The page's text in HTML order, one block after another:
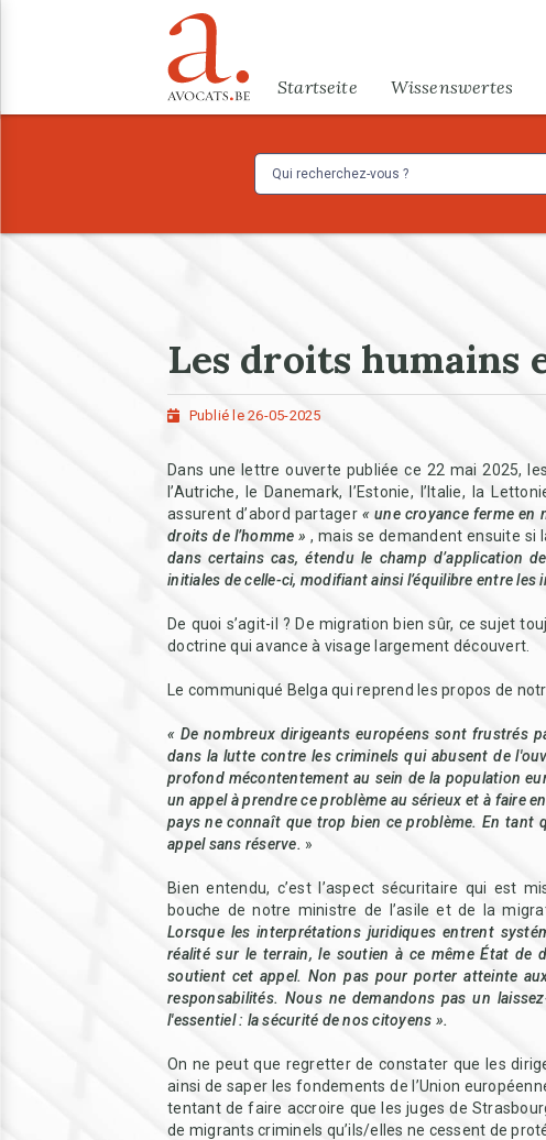
Menu
Startseite Wissenswertes
Les droits humains
Publié le 26-05-2025
Dans une lettre ouverte publiée ce 22 mai 2025,
l’Autriche, le Danemark, l’Estonie, l’Italie, la
assurent d’abord partager « une croyance ferme en
droits de l’homme », mais se demandent ensuite si
dans certains cas, étendu le champ d’application
initiales de celle-ci, modifiant ainsi l’équilibre entre
De quoi s’agit-il ? De migration bien sûr, ce sujet
doctrine qui avance à visage largement découvert.
Le communiqué Belga qui reprend les propos de
« De nombreux dirigeants européens sont frustrés
dans la lutte contre les criminels qui abusent de
profond mécontentement au sein de la population
un appel à prendre ce problème au sérieux et à faire
pays ne connaît que trop bien ce problème. En tant
appel sans réserve. »
Bien entendu, c’est l’aspect sécuritaire qui est
bouche de notre ministre de l’asile et de la
Lorsque les interprétations juridiques entrent
réalité sur le terrain, le soutien à ce même État de
soutient cet appel. Non pas pour porter atteinte
responsabilités. Nous ne demandons pas un
l'essentiel : la sécurité de nos citoyens ».
On ne peut que regretter de constater que les
ainsi de saper les fondements de l’Union
tentant de faire accroire que les juges de
de migrants criminels qu’ils/elles ne cessent de